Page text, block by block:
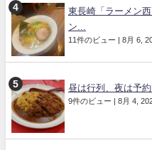
東長崎「ラーメン
ン...
11件のビュー | 8月 6,
昼は行列、夜は予
9件のビュー | 8月 4,